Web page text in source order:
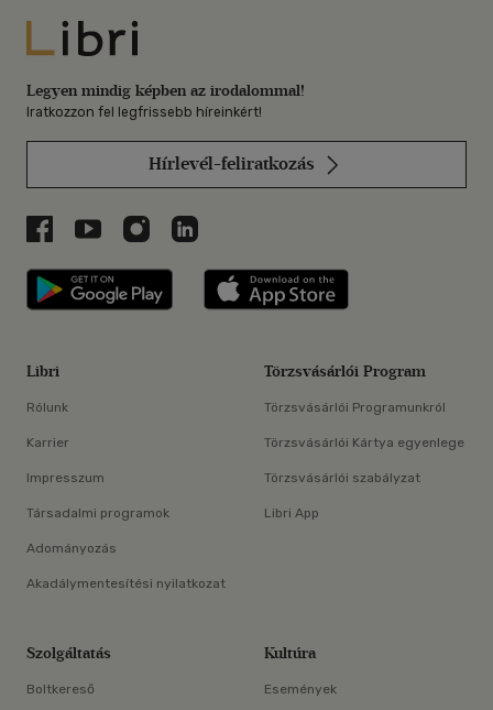
Libri
Legyen mindig képben az irodalommal!
Iratkozzon fel legfrissebb híreinkért!
Hírlevél-feliratkozás
Libri a Facebookon
Libri a Youtube-on
Libri az Instagramon
Libri a LinkedInen
Libri applikáció Szerezd meg: Google
Libri
Rólunk
Karrier
Impresszum
Társadalmi programok
Adományozás
Akadálymentesítési nyilatkozat
Törzsvásárlói Program
Törzsvásárlói Programunkról
Törzsvásárlói Kártya egyenlege
Törzsvásárlói szabályzat
Libri App
Szolgáltatás
Boltkereső
Kultúra
Események